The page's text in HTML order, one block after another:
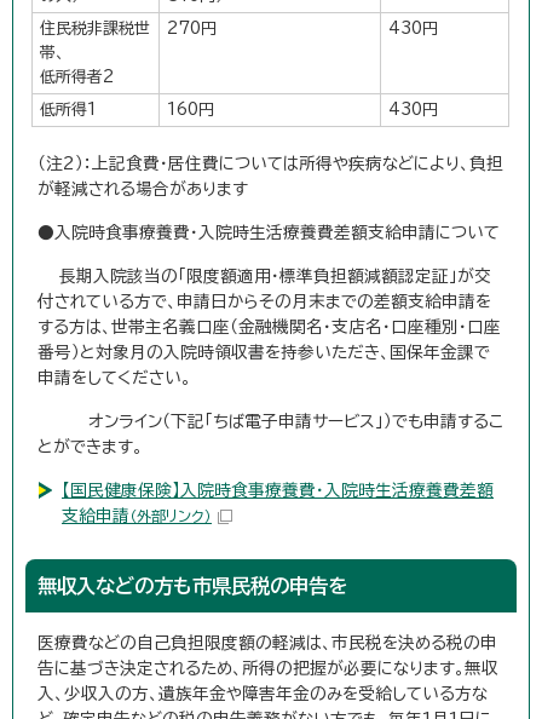
住民税非課税世
帯、
低所得者2
270円 430円
低所得1 160円 430円
（注2）：上記食費・居住費については所得や疾病などにより、負担
が軽減される場合があります
●入院時食事療養費・入院時生活療養費差額支給申請について
長期入院該当の「限度額適用・標準負担額減額認定証」が交
付されている方で、申請日からその月末までの差額支給申請を
する方は、世帯主名義口座（金融機関名・支店名・口座種別・口座
番号）と対象月の入院時領収書を持参いただき、国保年金課で
申請をしてください。
オンライン（下記「ちば電子申請サービス」）でも申請するこ
とができます。
【国民健康保険】入院時食事療養費・入院時生活療養費差額
支給申請 （外部リンク）
無収入などの方も市県民税の申告を
医療費などの自己負担限度額の軽減は、市民税を決める税の申
告に基づき決定されるため、所得の把握が必要になります。無収
入、少収入の方、遺族年金や障害年金のみを受給している方な